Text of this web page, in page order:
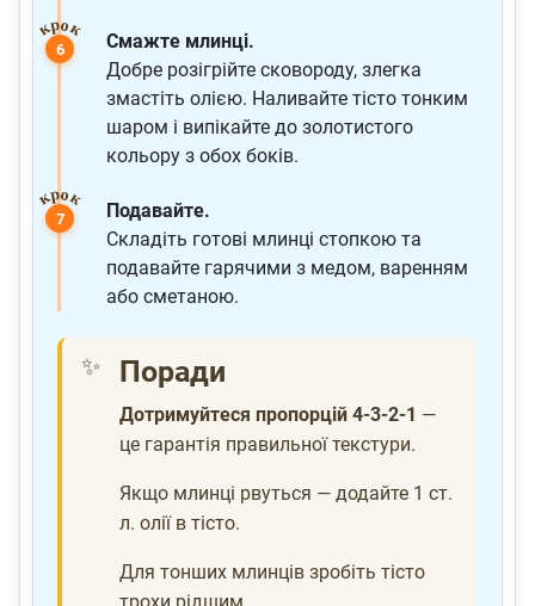
Смажте млинці.
Добре розігрійте сковороду, злегка
змастіть олією. Наливайте тісто тонким
шаром і випікайте до золотистого
кольору з обох боків.
Подавайте.
Складіть готові млинці стопкою та
подавайте гарячими з медом, варенням
або сметаною.
Поради
Дотримуйтеся пропорцій 4-3-2-1 —
це гарантія правильної текстури.
Якщо млинці рвуться — додайте 1 ст.
л. олії в тісто.
Для тонших млинців зробіть тісто